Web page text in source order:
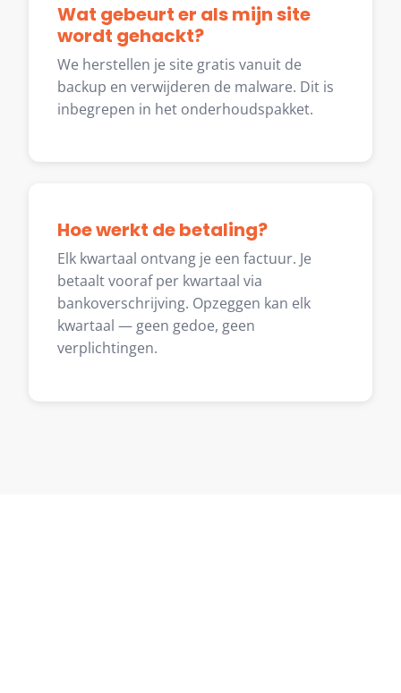
Wat gebeurt er als mijn site
wordt gehackt?
We herstellen je site gratis vanuit de
backup en verwijderen de malware. Dit is
inbegrepen in het onderhoudspakket.
Hoe werkt de betaling?
Elk kwartaal ontvang je een factuur. Je
betaalt vooraf per kwartaal via
bankoverschrijving. Opzeggen kan elk
kwartaal — geen gedoe, geen
verplichtingen.